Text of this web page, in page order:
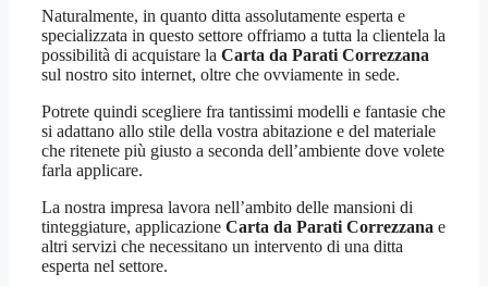
Naturalmente, in quanto ditta assolutamente esperta e
specializzata in questo settore offriamo a tutta la clientela la
possibilità di acquistare la Carta da Parati Correzzana
sul nostro sito internet, oltre che ovviamente in sede.
Potrete quindi scegliere fra tantissimi modelli e fantasie che
si adattano allo stile della vostra abitazione e del materiale
che ritenete più giusto a seconda dell’ambiente dove volete
farla applicare.
La nostra impresa lavora nell’ambito delle mansioni di
tinteggiature, applicazione Carta da Parati Correzzana e
altri servizi che necessitano un intervento di una ditta
esperta nel settore.